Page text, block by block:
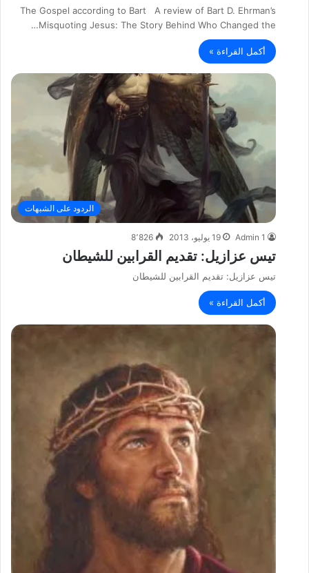
The Gospel according to Bart A review of Bart D. Ehrman’s
Misquoting Jesus: The Story Behind Who Changed the…
أكمل القراءة »
الردود على الشبهات
Admin 1 19 يوليو، 2013 8٬826
تيس عزازيل: تقديم القرابين للشيطان
تيس عزازيل: تقديم القرابين للشيطان
أكمل القراءة »